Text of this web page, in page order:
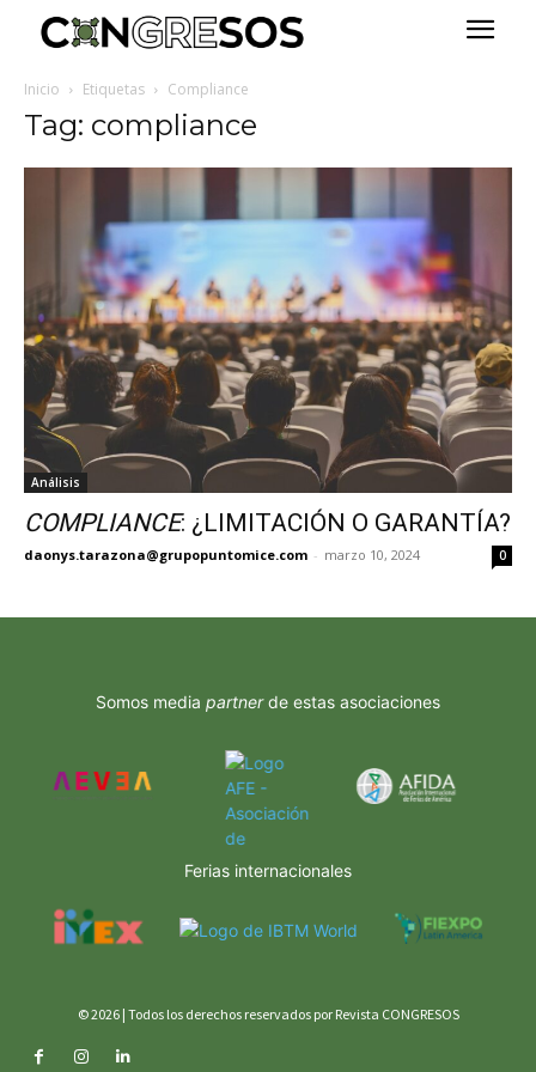
Inicio Etiquetas Compliance
Tag: compliance
Análisis
COMPLIANCE: ¿LIMITACIÓN O GARANTÍA?
daonys.tarazona@grupopuntomice.com - marzo 10, 2024 0
Somos media partnerde estas asociaciones
Ferias internacionales
© 2026 | Todos los derechos reservados por Revista CONGRESOS